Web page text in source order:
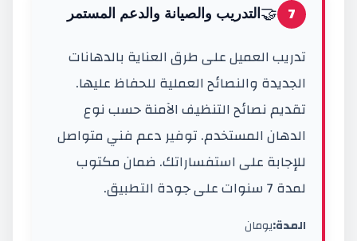
7
🤝 التدريب والصيانة والدعم المستمر
تدريب العميل على طرق العناية بالدهانات
الجديدة والنصائح العملية للحفاظ عليها.
تقديم نصائح التنظيف الآمنة حسب نوع
الدهان المستخدم. توفير دعم فني متواصل
للإجابة على استفساراتك. ضمان مكتوب
لمدة 7 سنوات على جودة التطبيق.
المدة:يومان